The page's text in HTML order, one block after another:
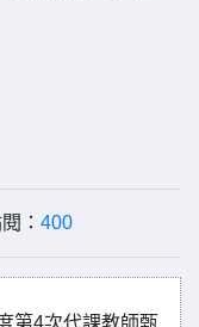
： 400
第4次代課教師甄